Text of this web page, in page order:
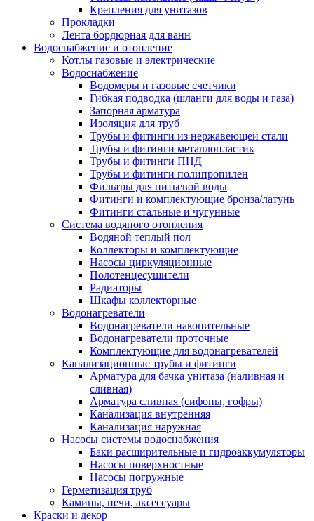
Крепления для унитазов
Прокладки
Лента бордюрная для ванн
Водоснабжение и отопление
Котлы газовые и электрические
Водоснабжение
Водомеры и газовые счетчики
Гибкая подводка (шланги для воды и газа)
Запорная арматура
Изоляция для труб
Трубы и фитинги из нержавеющей стали
Трубы и фитинги металлопластик
Трубы и фитинги ПНД
Трубы и фитинги полипропилен
Фильтры для питьевой воды
Фитинги и комплектующие бронза/латунь
Фитинги стальные и чугунные
Система водяного отопления
Водяной теплый пол
Коллекторы и комплектующие
Насосы циркуляционные
Полотенцесушители
Радиаторы
Шкафы коллекторные
Водонагреватели
Водонагреватели накопительные
Водонагреватели проточные
Комплектующие для водонагревателей
Канализационные трубы и фитинги
Арматура для бачка унитаза (наливная и
сливная)
Арматура сливная (сифоны, гофры)
Канализация внутренняя
Канализация наружная
Насосы системы водоснабжения
Баки расширительные и гидроаккумуляторы
Насосы поверхностные
Насосы погружные
Герметизация труб
Камины, печи, аксессуары
Краски и декор